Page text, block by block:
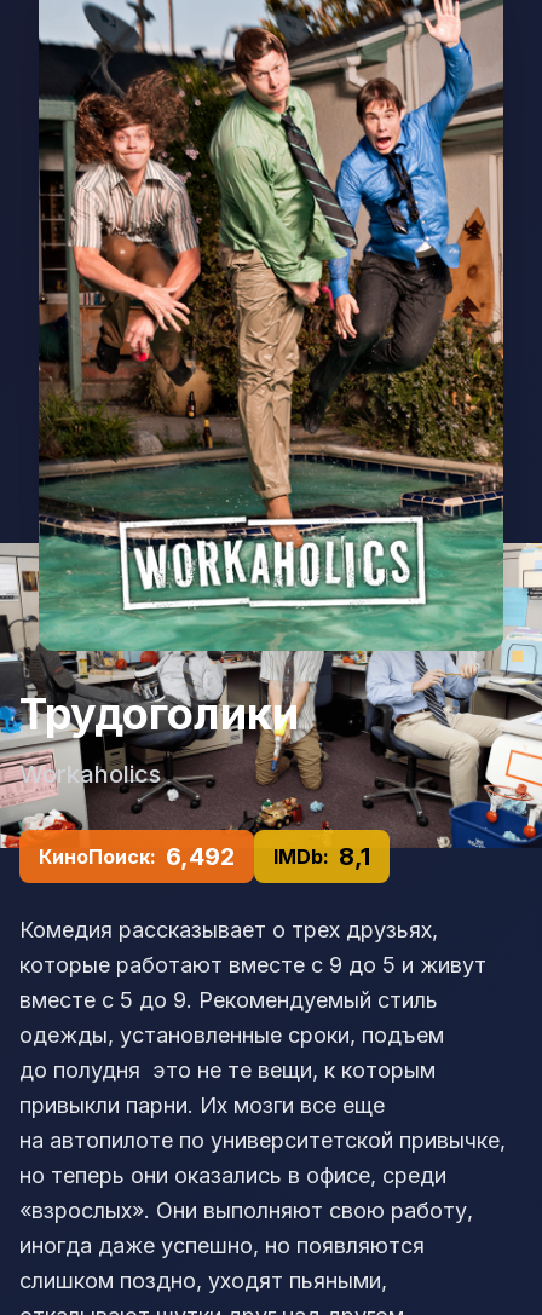
Трудоголики
Workaholics
КиноПоиск: 6,492 IMDb: 8,1
Комедия рассказывает о трех друзьях,
которые работают вместе с 9 до 5 и живут
вместе с 5 до 9. Рекомендуемый стиль
одежды, установленные сроки, подъем
до полудня  это не те вещи, к которым
привыкли парни. Их мозги все еще
на автопилоте по университетской привычке,
но теперь они оказались в офисе, среди
«взрослых». Они выполняют свою работу,
иногда даже успешно, но появляются
слишком поздно, уходят пьяными,